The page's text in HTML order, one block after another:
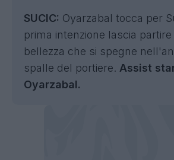
SUCIC: Oyarzabal tocca per
prima intenzione lascia
bellezza che si spegne
spalle del portiere. Assist
Oyarzabal.